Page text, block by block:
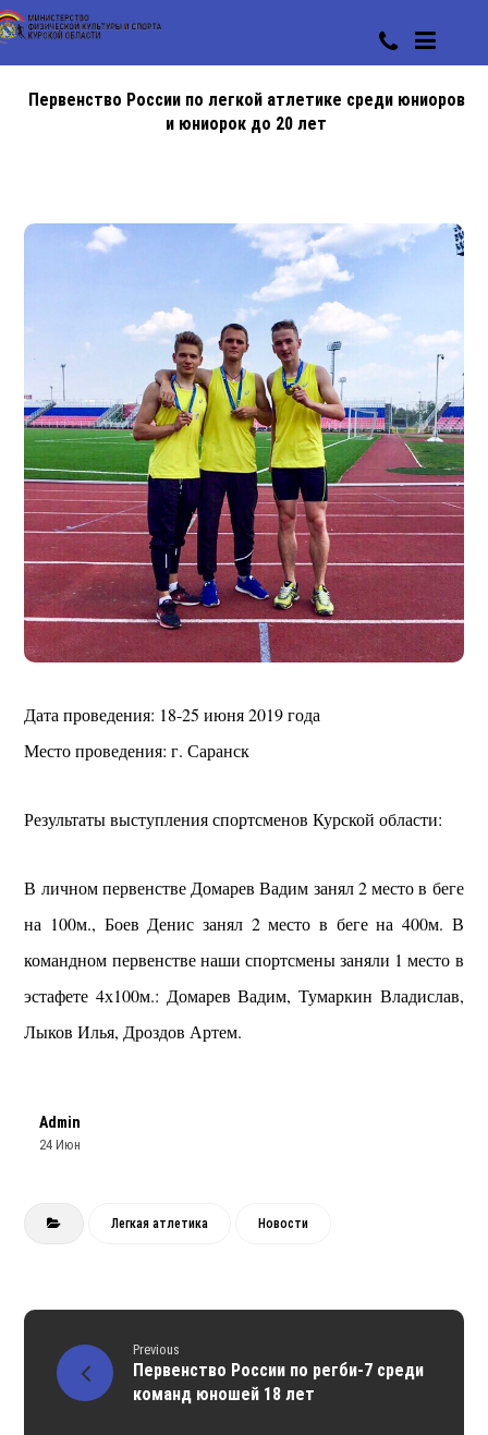
Первенство России по легкой атлетике среди юниоров
и юниорок до 20 лет
Дата проведения: 18-25 июня 2019 года
Место проведения: г. Саранск
Результаты выступления спортсменов Курской области:
В личном первенстве Домарев Вадим занял 2 место в беге
на 100м., Боев Денис занял 2 место в беге на 400м. В
командном первенстве наши спортсмены заняли 1 место в
эстафете 4х100м.: Домарев Вадим, Тумаркин Владислав,
Лыков Илья, Дроздов Артем.
Admin
24 Июн
Легкая атлетика Новости
Previous
Первенство России по регби-7 среди
команд юношей 18 лет